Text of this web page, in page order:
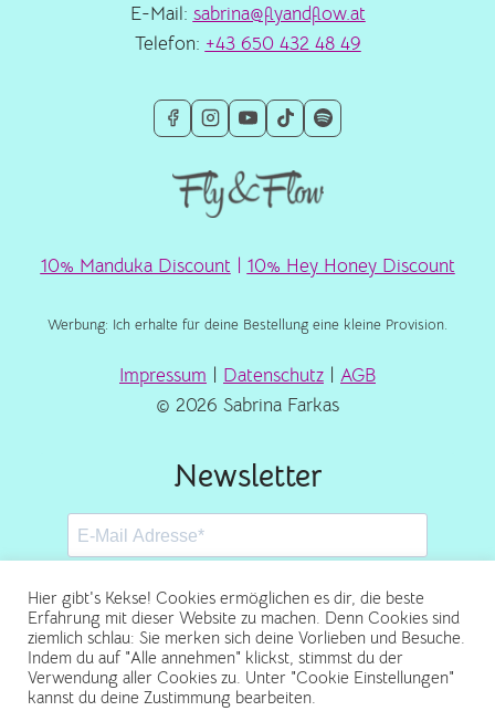
E-Mail: sabrina@flyandflow.at
Telefon: +43 650 432 48 49
10% Manduka Discount | 10% Hey Honey Discount
Werbung: Ich erhalte für deine Bestellung eine kleine Provision.
Impressum Datenschutz
AGB
© 2026 Sabrina Farkas
Newsletter
Abonnieren
Hier gibt's Kekse! Cookies ermöglichen es dir, die beste
Erfahrung mit dieser Website zu machen. Denn Cookies sind
ziemlich schlau: Sie merken sich deine Vorlieben und Besuche.
Indem du auf "Alle annehmen" klickst, stimmst du der
Verwendung aller Cookies zu. Unter "Cookie Einstellungen"
kannst du deine Zustimmung bearbeiten.